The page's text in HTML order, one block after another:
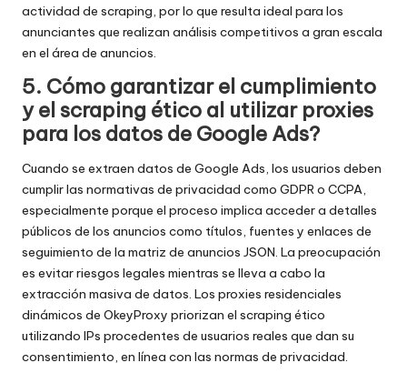
actividad de scraping, por lo que resulta ideal para los
anunciantes que realizan análisis competitivos a gran escala
en el área de anuncios.
5. Cómo garantizar el cumplimiento
y el scraping ético al utilizar proxies
para los datos de Google Ads?
Cuando se extraen datos de Google Ads, los usuarios deben
cumplir las normativas de privacidad como GDPR o CCPA,
especialmente porque el proceso implica acceder a detalles
públicos de los anuncios como títulos, fuentes y enlaces de
seguimiento de la matriz de anuncios JSON. La preocupación
es evitar riesgos legales mientras se lleva a cabo la
extracción masiva de datos. Los proxies residenciales
dinámicos de OkeyProxy priorizan el scraping ético
utilizando IPs procedentes de usuarios reales que dan su
consentimiento, en línea con las normas de privacidad.